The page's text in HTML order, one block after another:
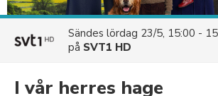
Sändes lördag 23/5, 15:00 -
på SVT1 HD
I vår herres hage